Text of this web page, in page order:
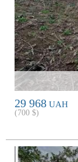
29 968 UAH
(700 $)